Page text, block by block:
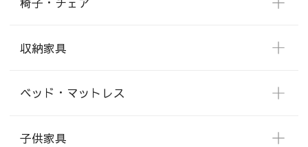
収納家具
ベッド・マットレス
子供家具